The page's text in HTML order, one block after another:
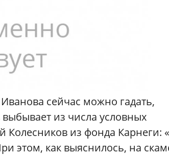
сейчас можно гадать,
из числа условных
Колесников из фонда Карнеги:
этом, как выяснилось, на